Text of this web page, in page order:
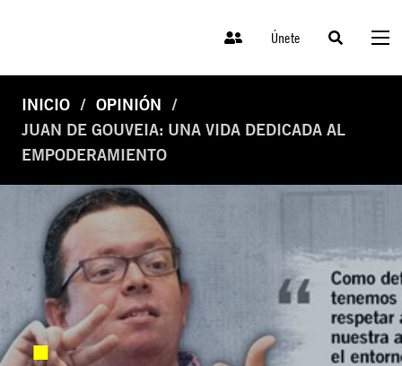
Únete
INICIO
OPINIÓN
JUAN DE GOUVEIA: UNA VIDA DEDICADA AL
EMPODERAMIENTO